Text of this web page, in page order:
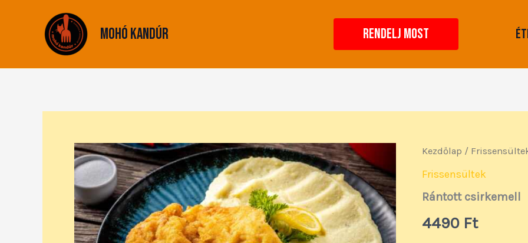
Mohó Kandúr RENDELJ MOST
Kezdőlap /
Frissensültek
Rántott csirkemell
4490 Ft
Rántott
csirkemell
mennyiség